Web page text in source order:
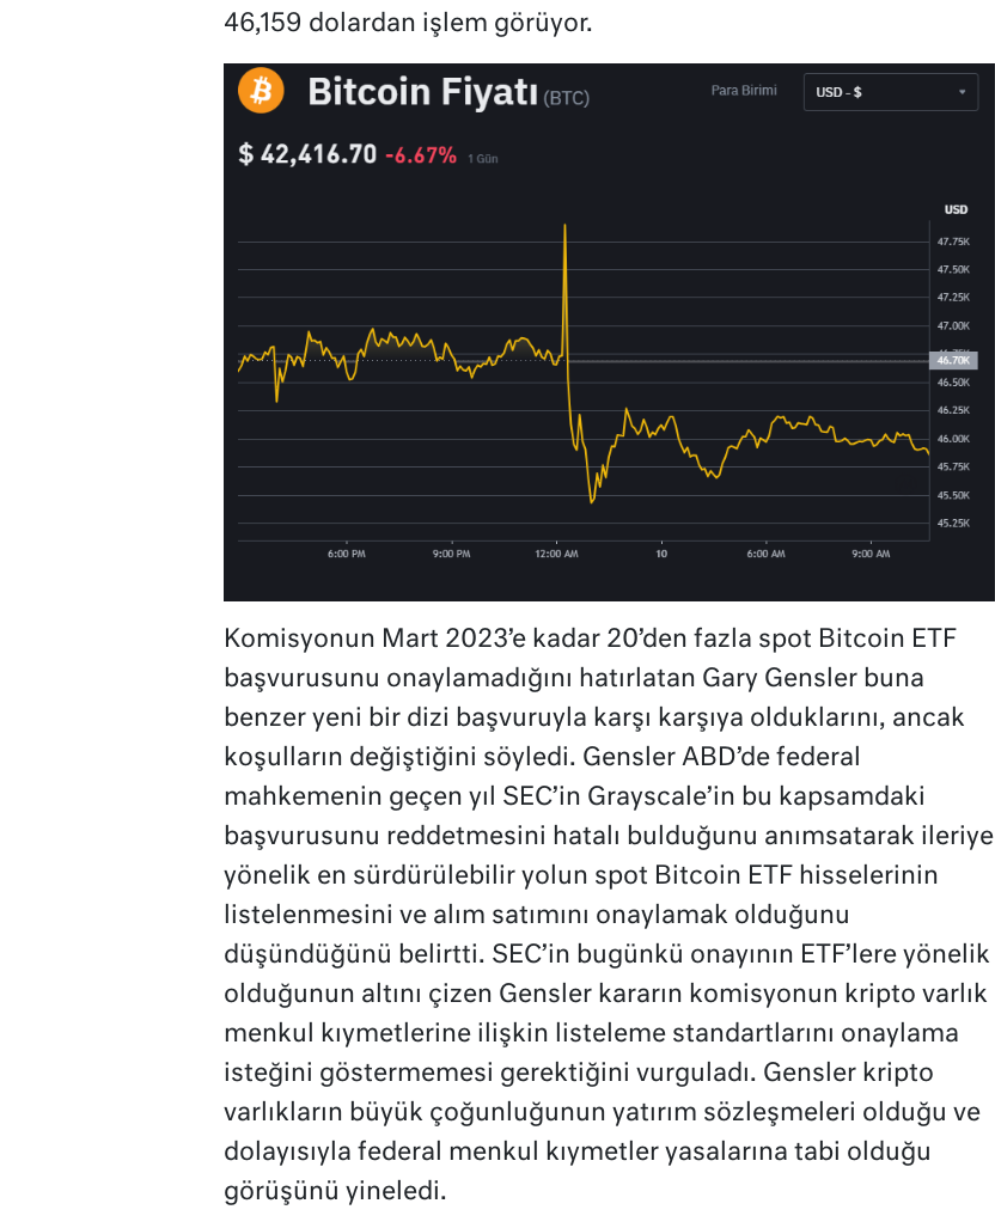
46,159 dolardan işlem görüyor.
Komisyonun Mart 2023’e kadar 20’den fazla spot Bitcoin ETF
başvurusunu onaylamadığını hatırlatan Gary Gensler buna
benzer yeni bir dizi başvuruyla karşı karşıya olduklarını, ancak
koşulların değiştiğini söyledi. Gensler ABD’de federal
mahkemenin geçen yıl SEC’in Grayscale’in bu kapsamdaki
başvurusunu reddetmesini hatalı bulduğunu anımsatarak ileriye
yönelik en sürdürülebilir yolun spot Bitcoin ETF hisselerinin
listelenmesini ve alım satımını onaylamak olduğunu
düşündüğünü belirtti. SEC’in bugünkü onayının ETF’lere yönelik
olduğunun altını çizen Gensler kararın komisyonun kripto varlık
menkul kıymetlerine ilişkin listeleme standartlarını onaylama
isteğini göstermemesi gerektiğini vurguladı. Gensler kripto
varlıkların büyük çoğunluğunun yatırım sözleşmeleri olduğu ve
dolayısıyla federal menkul kıymetler yasalarına tabi olduğu
görüşünü yineledi.